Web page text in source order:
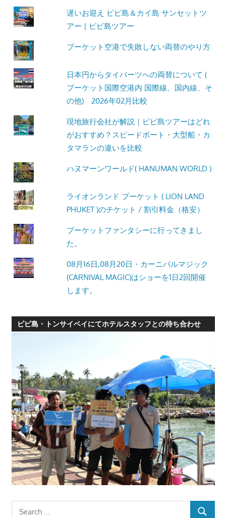
遅いお迎え ピピ島＆カイ島 サンセットツ
アー | ピピ島ツアー
プーケット空港で失敗しない両替のやり方
日本円からタイバーツへの両替について (
プーケット国際空港内 国際線、国内線、そ
の他) 2026年02月比較
現地旅行会社が解説｜ピピ島ツアーはどれ
がおすすめ？スピードボート・大型船・カ
タマランの違いを比較
ハヌマーンワールド( HANUMAN WORLD )
ライオンランド プーケット ( LION LAND
PHUKET )のチケット / 割引料金（格安）
プーケットファンタシーに行ってきまし
た。
08月16日,08月20日・カーニバルマジック
(CARNIVAL MAGIC)はショーを1日2回開催
します。
ピピ島・トンサイベイにてホテルスタッフとの待ち合わせ